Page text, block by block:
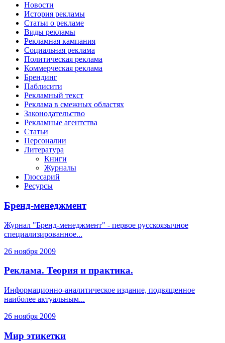
Новости
История рекламы
Статьи о рекламе
Виды рекламы
Рекламная кампания
Социальная реклама
Политическая реклама
Коммерческая реклама
Брендинг
Паблисити
Рекламный текст
Реклама в смежных областях
Законодательство
Рекламные агентства
Статьи
Персоналии
Литература
Книги
Журналы
Глоссарий
Ресурсы
Бренд-менеджмент
Журнал "Бренд-менеджмент" - первое русскоязычное
специализированное...
26 ноября 2009
Реклама. Теория и практика.
Информационно-аналитическое издание, подвященное
наиболее актуальным...
26 ноября 2009
Мир этикетки